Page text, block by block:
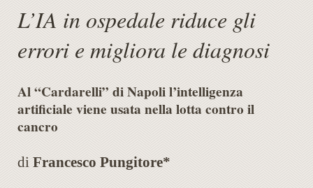
L’IA in ospedale riduce gli
errori e migliora le diagnosi
Al “Cardarelli” di Napoli l’intelligenza
artificiale viene usata nella lotta contro il
cancro
di Francesco Pungitore*